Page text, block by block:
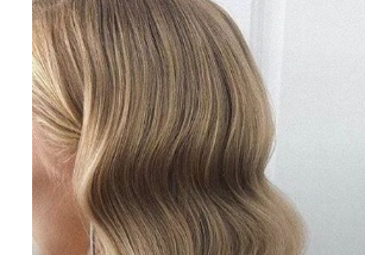
hoe
werken
ze
en
wat
kun
je
er
mee